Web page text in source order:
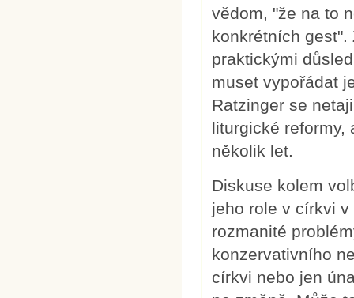
vědom, "že na to
konkrétních
praktickými
muset vypořádat
Ratzinger se
liturgické reformy,
několik let.
Diskuse kolem
jeho role v církvi
rozmanité
konzervativního
církvi nebo jen